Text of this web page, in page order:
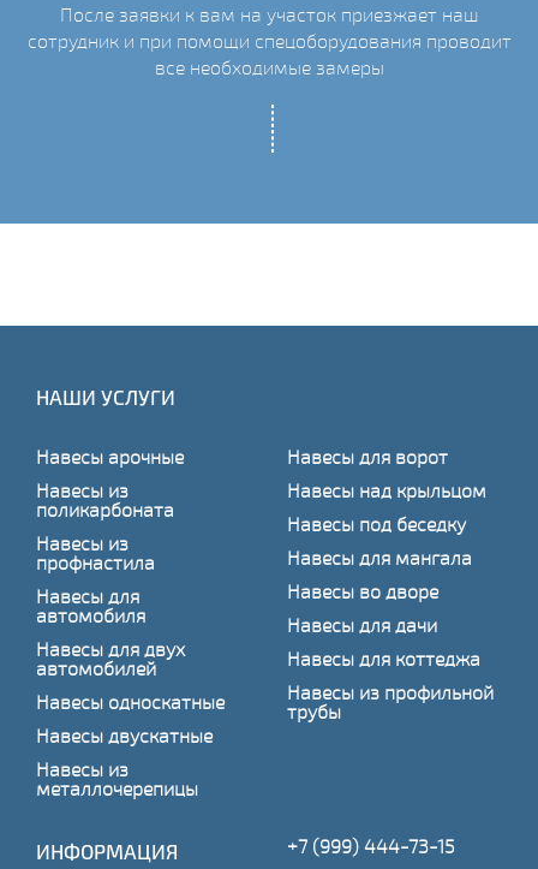
После заявки к вам на участок приезжает наш
сотрудник и при помощи спецоборудования проводит
все необходимые замеры
НАШИ УСЛУГИ
Навесы арочные
Навесы из
поликарбоната
Навесы из
профнастила
Навесы для
автомобиля
Навесы для двух
автомобилей
Навесы односкатные
Навесы двускатные
Навесы из
металлочерепицы
Навесы для ворот
Навесы над крыльцом
Навесы под беседку
Навесы для мангала
Навесы во дворе
Навесы для дачи
Навесы для коттеджа
Навесы из профильной
трубы
ИНФОРМАЦИЯ +7 (999) 444-73-15